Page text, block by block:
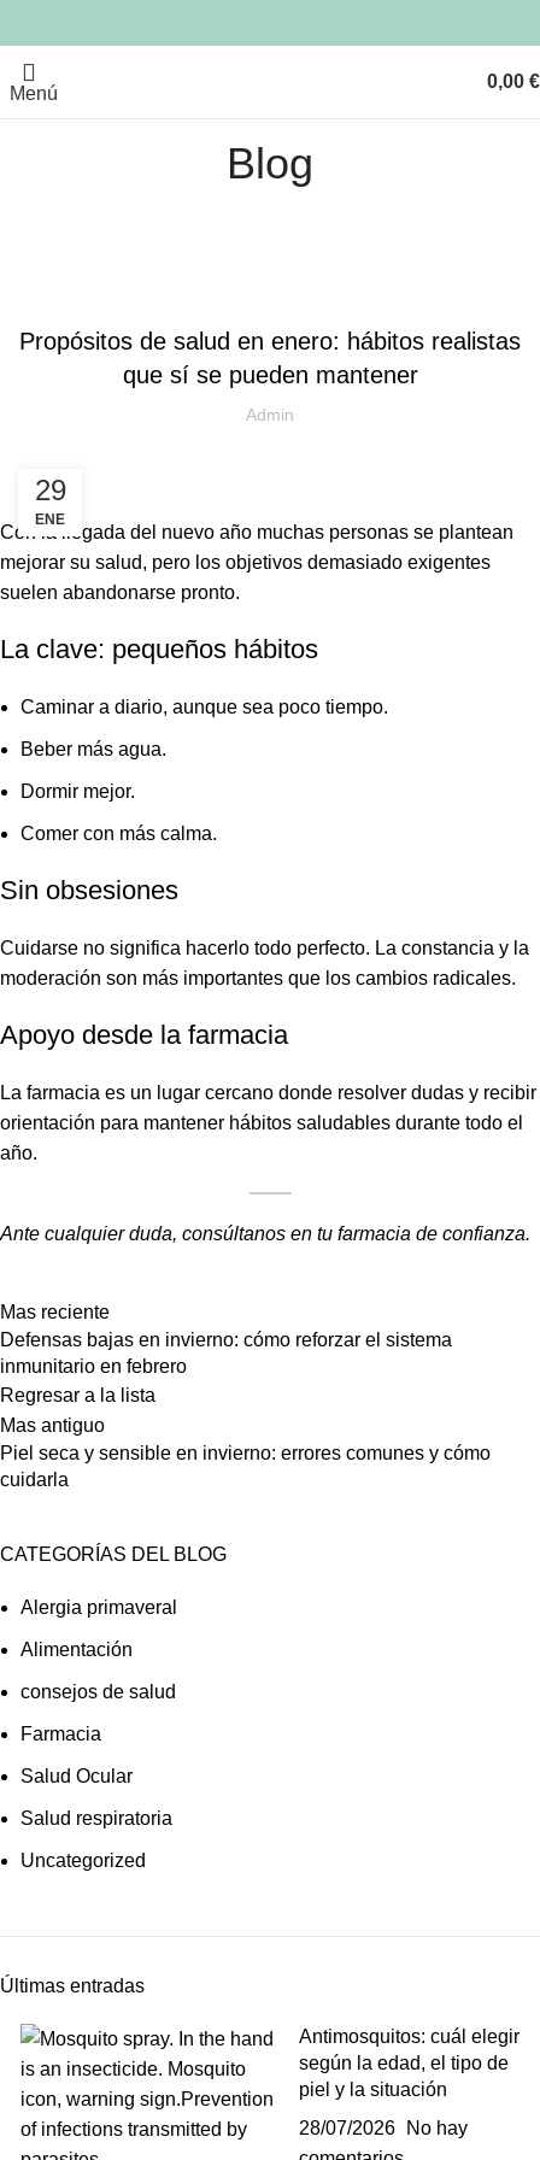
Menú
0,00 €
Blog
Propósitos de salud en enero: hábitos realistas
que sí se pueden mantener
Admin
29
ENE
Con la llegada del nuevo año muchas personas se plantean
mejorar su salud, pero los objetivos demasiado exigentes
suelen abandonarse pronto.
La clave: pequeños hábitos
Caminar a diario, aunque sea poco tiempo.
Beber más agua.
Dormir mejor.
Comer con más calma.
Sin obsesiones
Cuidarse no significa hacerlo todo perfecto. La constancia y la
moderación son más importantes que los cambios radicales.
Apoyo desde la farmacia
La farmacia es un lugar cercano donde resolver dudas y recibir
orientación para mantener hábitos saludables durante todo el
año.
Ante cualquier duda, consúltanos en tu farmacia de confianza.
Mas reciente
Defensas bajas en invierno: cómo reforzar el sistema
inmunitario en febrero
Regresar a la lista
Mas antiguo
Piel seca y sensible en invierno: errores comunes y cómo
cuidarla
CATEGORÍAS DEL BLOG
Alergia primaveral
Alimentación
consejos de salud
Farmacia
Salud Ocular
Salud respiratoria
Uncategorized
Últimas entradas
Antimosquitos: cuál elegir
según la edad, el tipo de
piel y la situación
28/07/2026
No hay